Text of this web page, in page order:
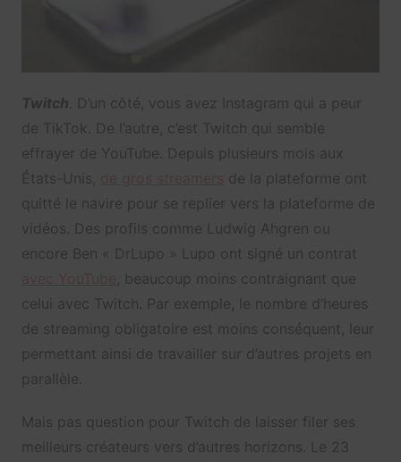
Twitch . D’un côté, vous avez Instagram qui a peur
de TikTok. De l’autre, c’est Twitch qui semble
effrayer de YouTube. Depuis plusieurs mois aux
États-Unis,
de la plateforme ont
quitté le navire pour se replier vers la plateforme de
vidéos. Des profils comme Ludwig Ahgren ou
encore Ben « DrLupo » Lupo ont signé un contrat
, beaucoup moins contraignant que
celui avec Twitch. Par exemple, le nombre d’heures
de streaming obligatoire est moins conséquent, leur
permettant ainsi de travailler sur d’autres projets en
parallèle.
Mais pas question pour Twitch de laisser filer ses
meilleurs créateurs vers d’autres horizons. Le 23